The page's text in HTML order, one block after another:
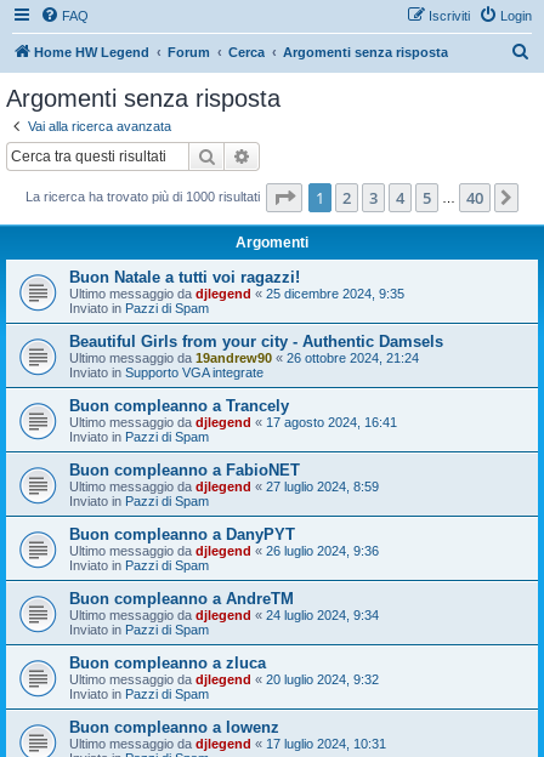
FAQ Login
Iscriviti
Home HW Legend Forum Cerca Argomenti senza risposta
Argomenti senza risposta
Vai alla ricerca avanzata
Cerca
La ricerca ha trovato più di 1000 risultati Pagina di 40
1 2 3 4 5 40
Argomenti
Buon Natale a tutti voi ragazzi!
Ultimo messaggio da djlegend « 25 dicembre 2024, 9:35
Inviato in Pazzi di Spam
Beautiful Girls from your city - Authentic Damsels
Ultimo messaggio da 19andrew90 « 26 ottobre 2024, 21:24
Inviato in Supporto VGA integrate
Buon compleanno a Trancely
Ultimo messaggio da djlegend « 17 agosto 2024, 16:41
Inviato in Pazzi di Spam
Buon compleanno a FabioNET
Ultimo messaggio da djlegend « 27 luglio 2024, 8:59
Inviato in Pazzi di Spam
Buon compleanno a DanyPYT
Ultimo messaggio da djlegend « 26 luglio 2024, 9:36
Inviato in Pazzi di Spam
Buon compleanno a AndreTM
Ultimo messaggio da djlegend « 24 luglio 2024, 9:34
Inviato in Pazzi di Spam
Buon compleanno a zluca
Ultimo messaggio da djlegend « 20 luglio 2024, 9:32
Inviato in Pazzi di Spam
Buon compleanno a lowenz
Ultimo messaggio da djlegend « 17 luglio 2024, 10:31